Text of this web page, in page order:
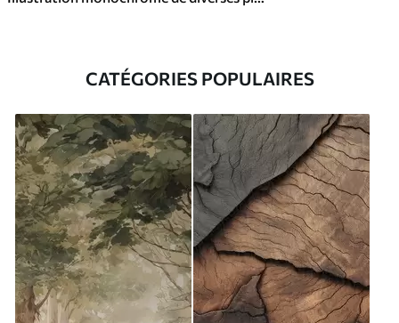
CATÉGORIES POPULAIRES